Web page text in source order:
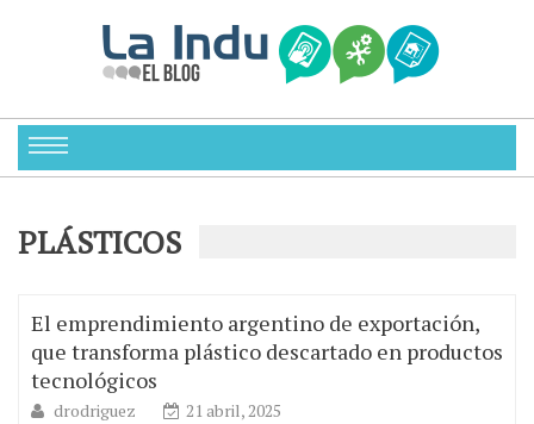
PLÁSTICOS
El emprendimiento argentino de exportación,
que transforma plástico descartado en productos
tecnológicos
drodriguez
21 abril, 2025